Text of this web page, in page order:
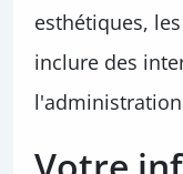
esthétiques,
inclure des